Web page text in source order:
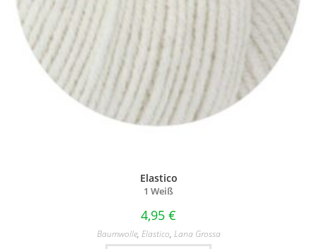
Elastico
1 Weiß
4,95 €
Baumwolle, Elastico, Lana Grossa